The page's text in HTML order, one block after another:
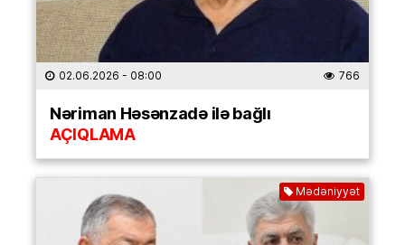
02.06.2026 - 08:00 766
Nəriman Həsənzadə ilə bağlı
AÇIQLAMA
Mədəniyyət